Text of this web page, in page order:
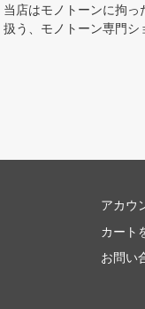
当店はモノトーンに拘っ
扱う、モノトーン専門シ
アカウ
カート
お問い